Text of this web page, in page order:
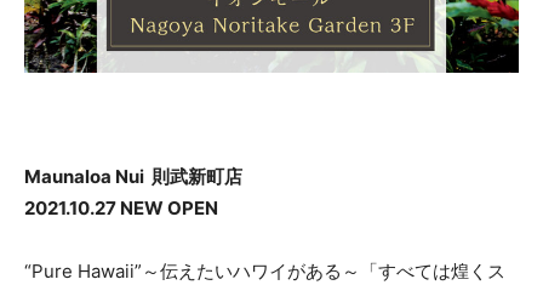
Maunaloa Nui 則武新町店
2021.10.27 NEW OPEN
“Pure Hawaii”～伝えたいハワイがある～「すべては煌くス